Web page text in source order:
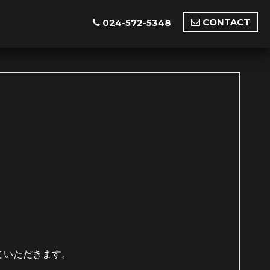
024-572-5348 CONTACT
ただきます。